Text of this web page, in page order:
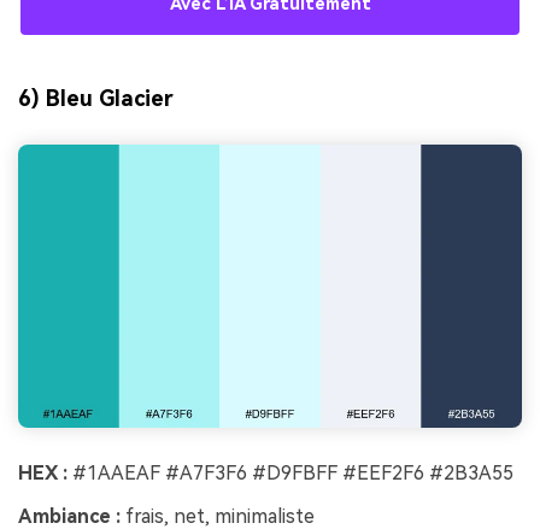
6) Bleu Glacier
HEX : #1AAEAF #A7F3F6 #D9FBFF #EEF2F6 #2B3A55
Ambiance : frais, net, minimaliste